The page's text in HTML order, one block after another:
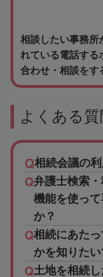
相談したい事務所
れている電話する
合わせ・相談をす
よくある質
相続会議の
弁護士検索
機能を使っ
か？
相続にあた
かを知りたい
土地を相続